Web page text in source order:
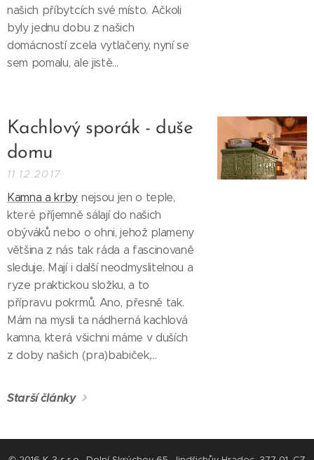
našich příbytcích své místo. Ačkoli
byly jednu dobu z našich
domácností zcela vytlačeny, nyní se
sem pomalu, ale jistě...
Kachlový sporák - duše
domu
11.12.2017
Kamna a krby nejsou jen o teple,
které příjemně sálají do našich
obýváků nebo o ohni, jehož plameny
většina z nás tak ráda a fascinovaně
sleduje. Mají i další neodmyslitelnou a
ryze praktickou složku, a to
přípravu pokrmů. Ano, přesně tak.
Mám na mysli ta nádherná kachlová
kamna, která všichni máme v duších
z doby našich (pra)babiček,...
Starší články